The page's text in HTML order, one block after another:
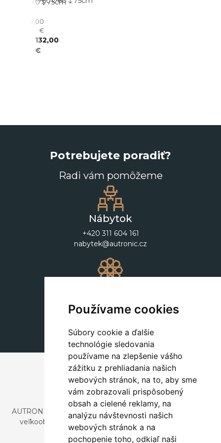
Používame cookies
Súbory cookie a ďalšie
technológie sledovania
používame na zlepšenie vášho
zážitku z prehliadania našich
webových stránok, na to, aby sme
vám zobrazovali prispôsobený
obsah a cielené reklamy, na
analýzu návštevnosti našich
webových stránok a na
pochopenie toho, odkiaľ naši
70 75cm
79,00
€
132,00
€
Potrebujete poradiť?
Radi vám pomôžeme
Nábytok
+420 311 604 161
nabytek@autronic.cz
+420 311 604 182
dekorace@autronic.cz
AUTRONIC, s.r.o. je spoločnosť zaoberajúca sa dovozom a
veľkoobchodným predajom dizajnového aj štýlového
nábytku a dekorácií.